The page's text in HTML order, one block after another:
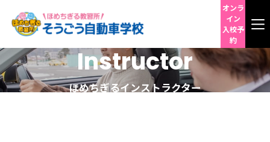
お知らせ
オンラ
イン
入校予
約
Instructor
ほめちぎるインストラクター